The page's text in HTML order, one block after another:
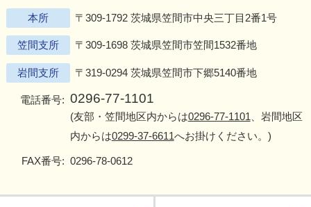
本所 〒309-1792 茨城県笠間市中央三丁目2番1号
笠間支所 〒309-1698 茨城県笠間市笠間1532番地
岩間支所 〒319-0294 茨城県笠間市下郷5140番地
電話番号: 0296-77-1101
(友部・笠間地区内からは0296-77-1101 、岩間地区
内からは0299-37-6611へお掛けください。)
FAX番号: 0296-78-0612